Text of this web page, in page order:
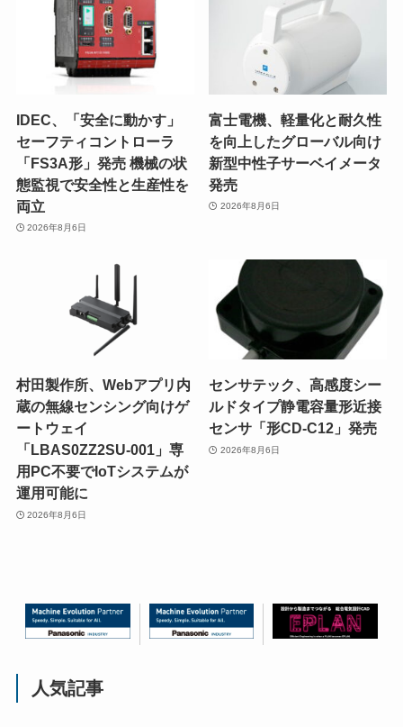
IDEC、「安全に動かす」
セーフティコントローラ
「FS3A形」発売 機械の状
態監視で安全性と生産性を
両立
2026年8月6日
富士電機、軽量化と耐久性
を向上したグローバル向け
新型中性子サーベイメータ
発売
2026年8月6日
村田製作所、Webアプリ内
蔵の無線センシング向けゲ
ートウェイ
「LBAS0ZZ2SU-001」専
用PC不要でIoTシステムが
運用可能に
2026年8月6日
センサテック、高感度シー
ルドタイプ静電容量形近接
センサ「形CD-C12」発売
2026年8月6日
人気記事